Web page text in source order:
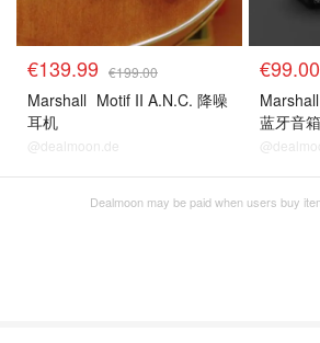
€139.99 €199.00
Marshall Motif II A.N.C. 降噪
耳机
@dealmoon.de
€99.00
Marshall
蓝牙音箱
Dealmoon may be paid when users buy